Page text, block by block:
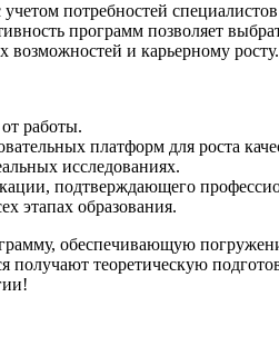
потребностей
программ позволяет
и карьерному росту.
работы.
платформ для роста
исследованиях.
подтверждающего
этапах образования.
обеспечивающую
теоретическую